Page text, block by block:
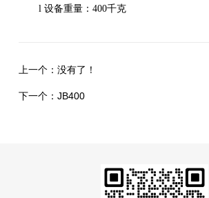
l 设备重量： 400千克
上一个： 没有了！
下一个： JB400